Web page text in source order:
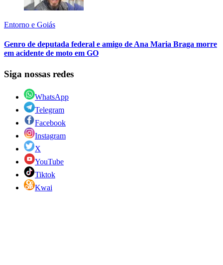
Entorno e Goiás
Genro de deputada federal e amigo de Ana Maria Braga morre
em acidente de moto em GO
Siga nossas redes
WhatsApp
Telegram
Facebook
Instagram
X
YouTube
Tiktok
Kwai